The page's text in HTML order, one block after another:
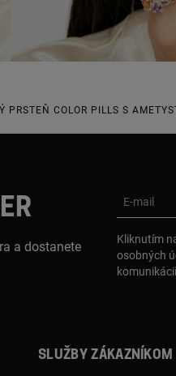
PRSTEŇ COLOR PILLS S
a dostanete
E-mail
Kliknutím
osobných
Služby zákazníkom